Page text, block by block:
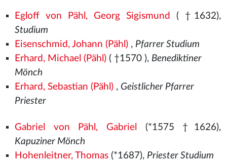
Egloff von Pähl, Georg Sigismund
( †1632),
Studium
Eisenschmid, Johann (Pähl), Pfarrer Studium
Erhard, Michael (Pähl)( †1570 ), Benediktiner
Mönch
Erhard, Sebastian (Pähl), Geistlicher Pfarrer
Priester
Gabriel von Pähl, Gabriel (*1575 †1626),
Kapuziner Mönch
Hohenleitner, Thomas(*1687), Priester Studium